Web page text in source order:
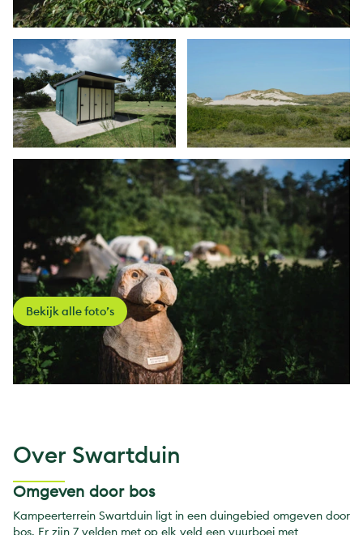
Bekijk alle foto’s
Over Swartduin
Omgeven door bos
Kampeerterrein Swartduin ligt in een duingebied omgeven door
bos. Er zijn 7 velden met op elk veld een vuurboei met